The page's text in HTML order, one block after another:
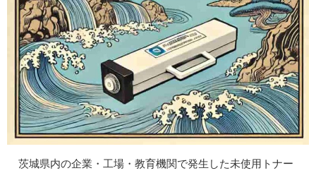
茨城県内の企業・工場・教育機関で発生した未使用トナー